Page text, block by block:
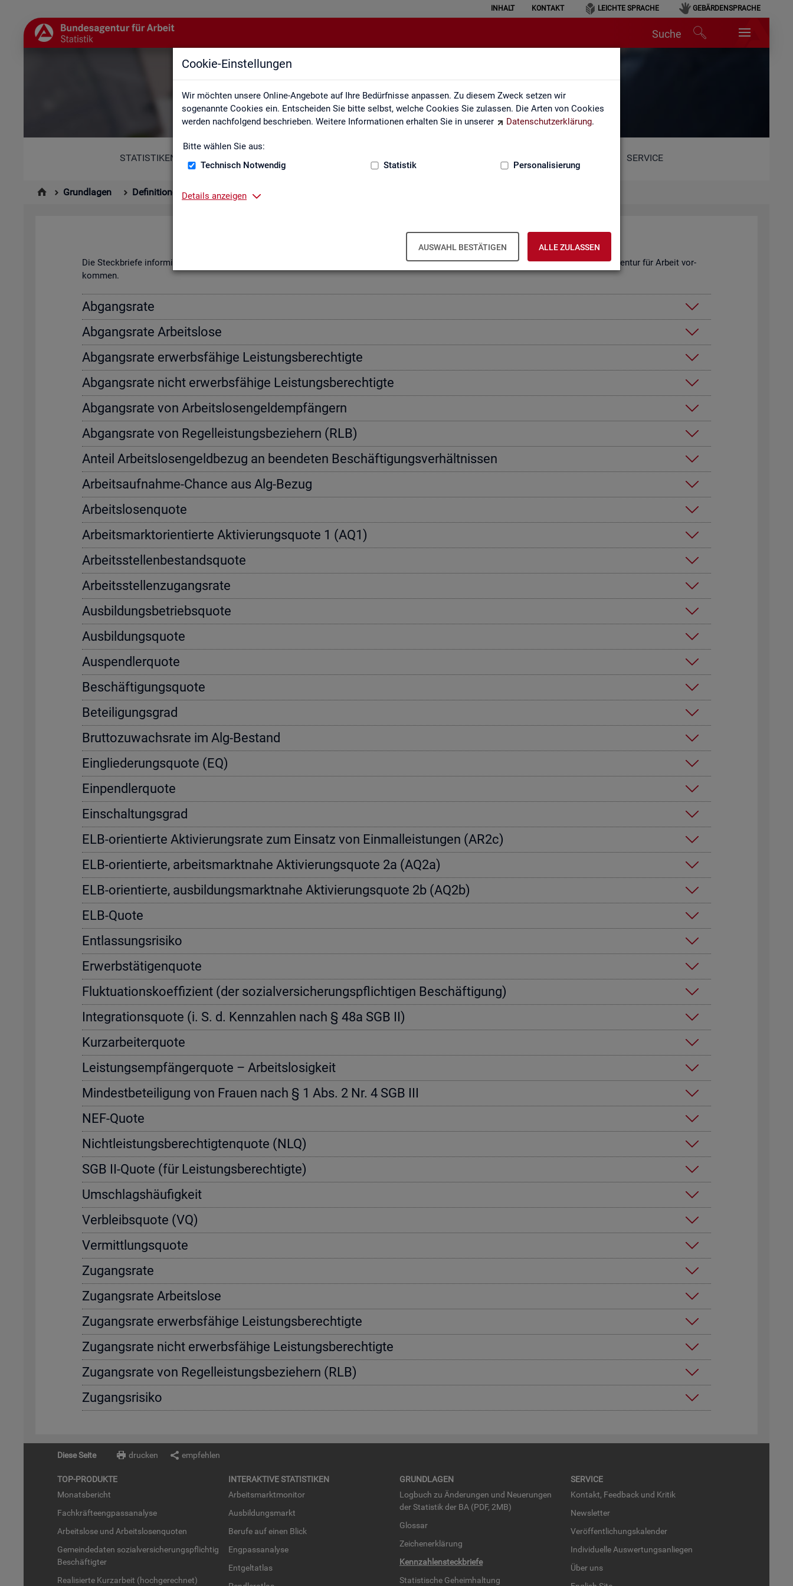
Cookie-Einstellungen
Wir möchten unsere Online-Angebote auf Ihre Bedürfnisse anpassen. Zu diesem Zweck setzen wir
sogenannte Cookies ein. Entscheiden Sie bitte selbst, welche Cookies Sie zulassen. Die Arten von Cookies
werden nachfolgend beschrieben. Weitere Informationen erhalten Sie in unserer
Datenschutzerklärung.
Bitte wählen Sie aus:
Technisch Notwendig
Statistik Personalisierung
Details anzeigen
AUSWAHL BESTÄTIGEN ALLE ZULASSEN
INHALT KONTAKT LEICHTE SPRACHE GEBÄRDENSPRACHE
Suche
Kennzahlensteckbriefe
STATISTIKEN SERVICE
Grundlagen Definitionen Kennzahlensteckbriefe
Kenn­zah­len­steck­brie­fe
Die Steck­brie­fe in­for­mie­ren über De­fi­ni­ti­on, Aus­sa­ge­kraft, Be­rech­nung und Da­ten­quel­len der Kenn­zah­len, die in der Sta­tis­tik der Bun­des­agen­tur für Ar­beit vor­
kom­men.
Ab­gangs­ra­te
Ab­gangs­ra­te Ar­beits­lo­se
Ab­gangs­ra­te er­werbs­fä­hi­ge Leis­tungs­be­rech­tig­te
Ab­gangs­ra­te nicht er­werbs­fä­hi­ge Leis­tungs­be­rech­tig­te
Ab­gangs­ra­te von Ar­beits­lo­sen­geld­emp­fän­gern
Ab­gangs­ra­te von Re­gel­leis­tungs­be­zie­hern (RLB)
An­teil Ar­beits­lo­sen­geld­be­zug an be­en­de­ten Be­schäf­ti­gungs­ver­hält­nis­sen
Ar­beits­auf­nah­me-Chan­ce aus Alg-Bezug
Ar­beits­lo­sen­quo­te
Ar­beits­markt­ori­en­tier­te Ak­ti­vie­rungs­quo­te 1 (AQ1)
Ar­beits­stel­len­be­stands­quo­te
Ar­beits­stel­len­zu­gangs­ra­te
Aus­bil­dungs­be­triebs­quo­te
Aus­bil­dungs­quo­te
Aus­pend­ler­quo­te
Be­schäf­ti­gungs­quo­te
Be­tei­li­gungs­grad
Brut­to­zu­wachs­ra­te im Alg-Be­stand
Ein­glie­de­rungs­quo­te (EQ)
Ein­pend­ler­quo­te
Ein­schal­tungs­grad
ELB-ori­en­tier­te Ak­ti­vie­rungs­ra­te zum Ein­satz von Einmal­leis­tun­gen (AR2c)
ELB-ori­en­tier­te, ar­beits­markt­na­he Ak­ti­vie­rungs­quo­te 2a (AQ2a)
ELB-ori­en­tier­te, aus­bil­dungs­markt­na­he Ak­ti­vie­rungs­quo­te 2b (AQ2b)
ELB-Quote
Ent­las­sungs­ri­si­ko
Er­werbs­tä­ti­gen­quo­te
Fluk­tua­ti­ons­ko­ef­fi­zi­ent (der so­zi­al­ver­si­che­rungs­pflich­ti­gen Be­schäf­ti­gung)
In­te­gra­ti­ons­quo­te (i. S. d. Kenn­zah­len nach § 48a SGB II)
Kurz­ar­bei­ter­quo­te
Leis­tungs­emp­fän­ger­quo­te – Ar­beits­lo­sig­keit
Min­dest­be­tei­li­gung von Frau­en nach § 1 Abs. 2 Nr. 4 SGB III
NEF-Quote
Nicht­leis­tungs­be­rech­tig­ten­quo­te (NLQ)
SGB II-Quote (für Leis­tungs­be­rech­tig­te)
Um­schlags­häu­fig­keit
Ver­bleibs­quo­te (VQ)
Ver­mitt­lungs­quo­te
Zu­gangs­ra­te
Zu­gangs­ra­te Ar­beits­lo­se
Zu­gangs­ra­te er­werbs­fä­hi­ge Leis­tungs­be­rech­tig­te
Zu­gangs­ra­te nicht er­werbs­fä­hi­ge Leis­tungs­be­rech­tig­te
Zu­gangs­ra­te von Re­gel­leis­tungs­be­zie­hern (RLB)
Zu­gangs­ri­si­ko
Diese Seite drucken empfehlen
TOP-PRO­DUK­TE
Mo­nats­be­richt
Fach­kräf­te­eng­pass­ana­ly­se
Ar­beits­lo­se und Ar­beits­lo­sen­quo­ten
Ge­mein­de­da­ten so­zi­al­ver­si­che­rungs­pflich­tig
Be­schäf­tig­ter
Rea­li­sier­te Kurz­ar­beit (hoch­ge­rech­net)
IN­TER­AK­TI­VE STA­TIS­TI­KEN
Ar­beits­markt­mo­ni­tor
Aus­bil­dungs­markt
Be­ru­fe auf einen Blick
Eng­pass­ana­ly­se
Ent­gel­t­at­las
GRUND­LA­GEN
Log­buch zu Än­de­run­gen und Neue­run­gen
der Sta­tis­tik der BA (PDF, 2MB)
Glos­sar
Zei­chen­er­klä­rung
Kenn­zah­len­steck­brie­fe
Sta­tis­ti­sche Ge­heim­hal­tung
SER­VICE
Kon­takt, Feed­back und Kri­tik
News­let­ter
Ver­öf­fent­li­chungs­ka­len­der
In­di­vi­du­el­le Aus­wer­tungs­an­lie­gen
Über uns